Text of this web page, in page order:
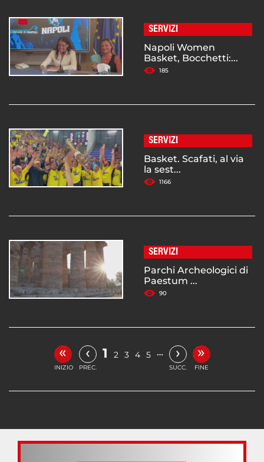
SERVIZI
Napoli Women
Basket, Bocchetti:...
185
SERVIZI
Basket. Scafati, al via
la sest...
1166
SERVIZI
Parchi Archeologici di
Paestum ...
90
«
INIZIO
‹
PREC.
1 2 3 4 5 … ›
SUCC.
»
FINE